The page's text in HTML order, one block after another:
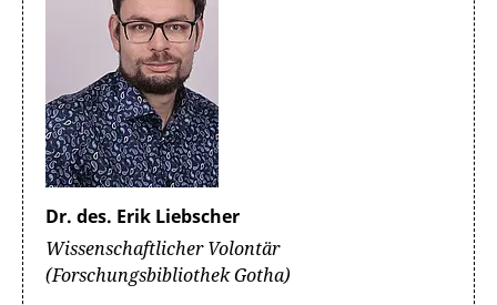
Dr. des. Erik Liebscher
Wissenschaftlicher Volontär
(Forschungsbibliothek Gotha)